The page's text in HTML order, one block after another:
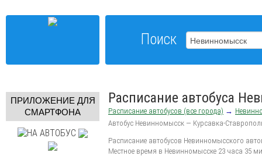
Поиск
ПРИЛОЖЕНИЕ ДЛЯ
СМАРТФОНА
Расписание автобуса
Расписание автобусов (все города) →
Автобус Невинномысск — Курсавка-
Расписание автобусов Невинномысского
Местное время в Невинномысске 23 часа 35